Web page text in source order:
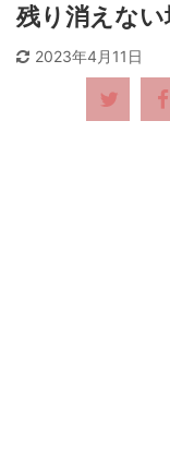
残り消えな
2023年4月11日